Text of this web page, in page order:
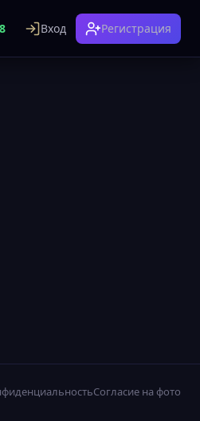
Вход Регистрация
Согласие на фото